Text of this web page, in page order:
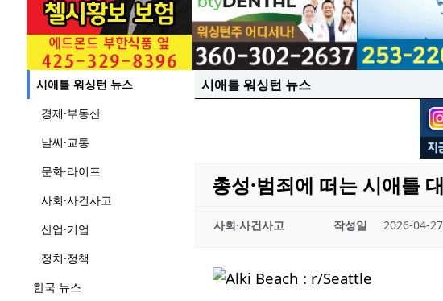
시애틀 워싱턴 뉴스
경제·부동산
날씨·교통
문화·라이프
사회·사건사고
산업·기업
정치·정책
한국 뉴스
시애틀 워싱턴 뉴스
총성·범죄에 떠는 시애틀
사회·사건사고 작성일 2026-04-